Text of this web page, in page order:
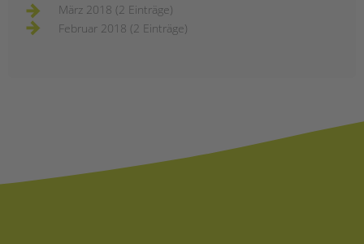
März 2018 (2 Einträge)
Februar 2018 (2 Einträge)